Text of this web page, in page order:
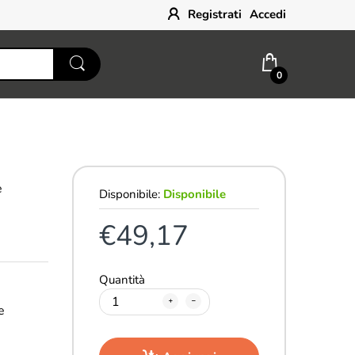
Registrati Accedi
0
Disponibile: Disponibile
€49,17
Quantità